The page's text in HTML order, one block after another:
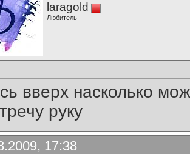
laragold
Любитель
вверх насколько
руку
17:38